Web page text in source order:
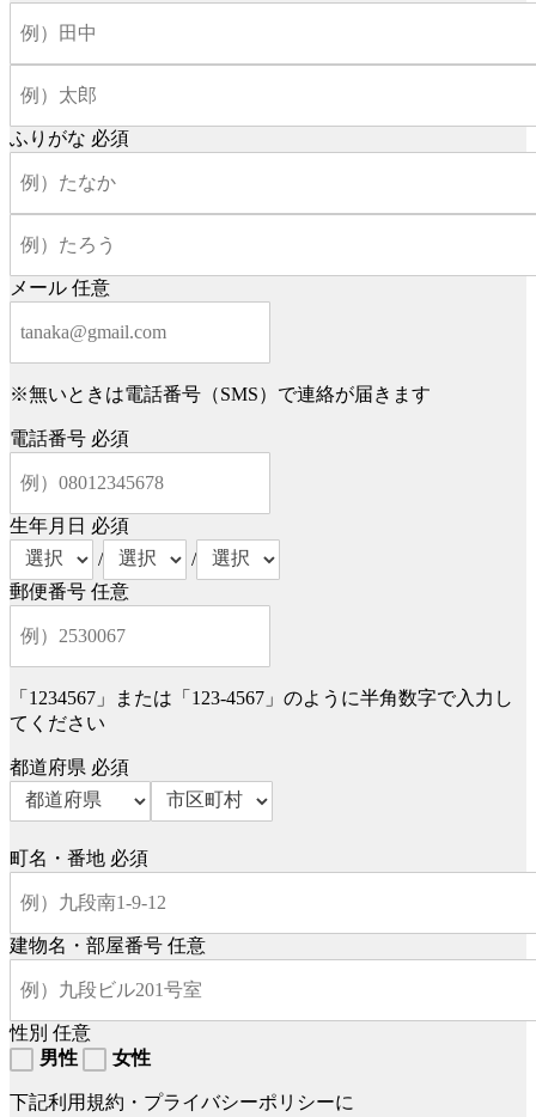
ふりがな 必須
メール 任意
※無いときは電話番号（SMS）で連絡が届きます
電話番号 必須
生年月日 必須
/
/
郵便番号 任意
「1234567」または「123-4567」のように半角数字で入力し
てください
都道府県 必須
町名・番地 必須
建物名・部屋番号 任意
性別 任意
男性
女性
下記利用規約・プライバシーポリシーに